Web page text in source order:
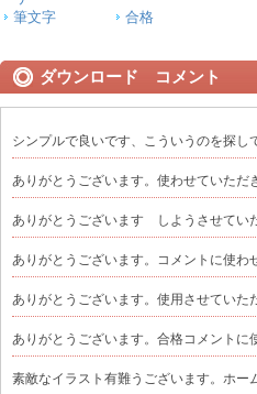
筆文字 合格
ダウンロード コメント
シンプルで良いです、こういうのを探し
ありがとうございます。使わせていただ
ありがとうございます しようさせてい
ありがとうございます。コメントに使わ
ありがとうございます。使用させていた
ありがとうございます。合格コメントに
素敵なイラスト有難うございます。ホー